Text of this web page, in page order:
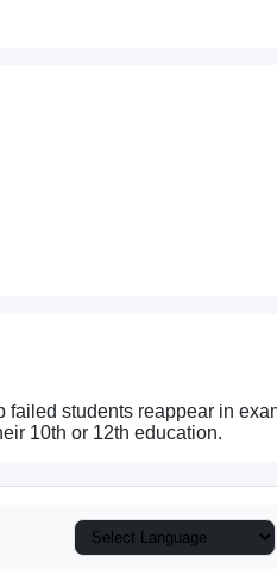
failed students reappear in
10th or 12th education.